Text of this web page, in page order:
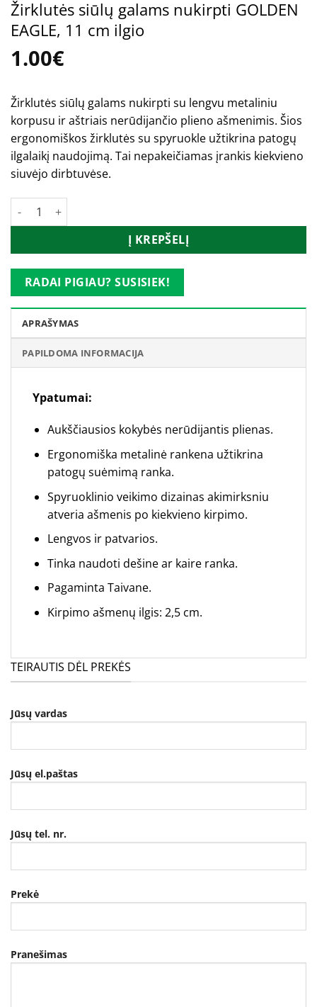
Žirklutės siūlų galams nukirpti GOLDEN
EAGLE, 11 cm ilgio
1.00€
Žirklutės siūlų galams nukirpti su lengvu metaliniu
korpusu ir aštriais nerūdijančio plieno ašmenimis. Šios
ergonomiškos žirklutės su spyruokle užtikrina patogų
ilgalaikį naudojimą. Tai nepakeičiamas įrankis kiekvieno
siuvėjo dirbtuvėse.
produkto kiekis: Žirklutės siūlų galams nukirpti GOLDEN
Į KREPŠELĮ
RADAI PIGIAU? SUSISIEK!
APRAŠYMAS
PAPILDOMA INFORMACIJA
Ypatumai:
Aukščiausios kokybės nerūdijantis plienas.
Ergonomiška metalinė rankena užtikrina
patogų suėmimą ranka.
Spyruoklinio veikimo dizainas akimirksniu
atveria ašmenis po kiekvieno kirpimo.
Lengvos ir patvarios.
Tinka naudoti dešine ar kaire ranka.
Pagaminta Taivane.
Kirpimo ašmenų ilgis: 2,5 cm.
TEIRAUTIS DĖL PREKĖS
Jūsų vardas
Jūsų el.paštas
Jūsų tel. nr.
Prekė
Pranešimas